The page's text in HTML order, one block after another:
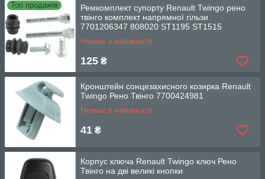
Топ продажів
Ремкомплект супорту Renault Twingo рено
твінго комплект напрямної гільзи
7701206347 808020 ST1195 ST1515
Немає в наявності
125 ₴
Кронштейн сонцезахисного козирка Renault
Twingo Рено Твінго 7700424981
Немає в наявності
41 ₴
Корпус ключа Renault Twingo ключ Рено
Твінго на дві великі кнопки